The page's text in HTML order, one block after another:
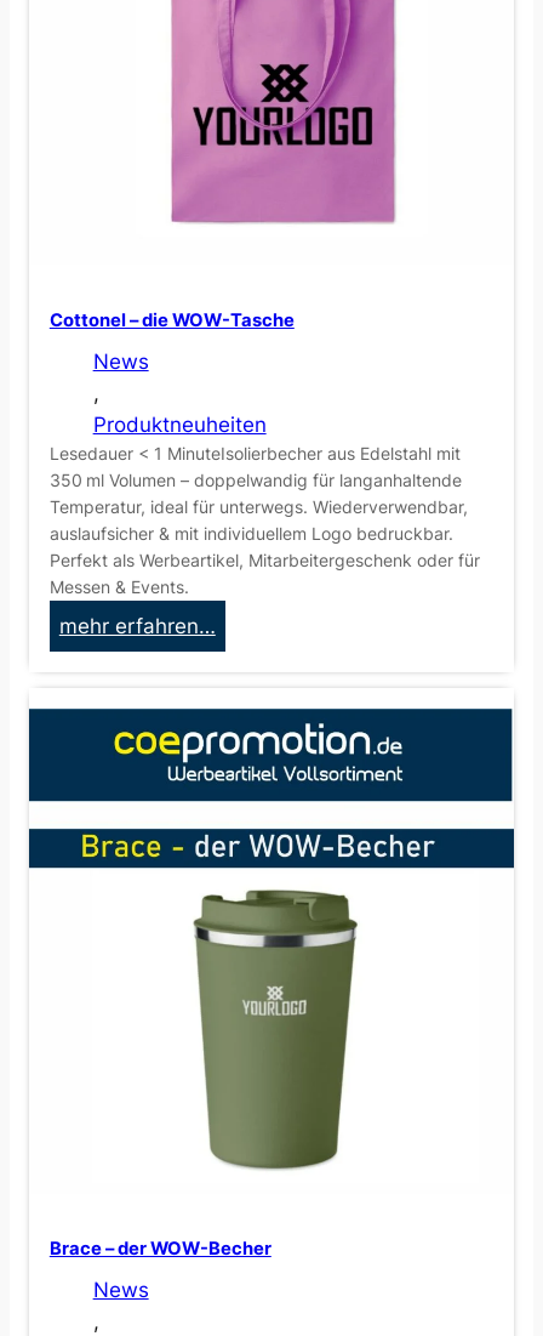
Cottonel – die WOW-Tasche
News
,
Produktneuheiten
Lesedauer < 1 MinuteIsolierbecher aus Edelstahl mit
350 ml Volumen – doppelwandig für langanhaltende
Temperatur, ideal für unterwegs. Wiederverwendbar,
auslaufsicher & mit individuellem Logo bedruckbar.
Perfekt als Werbeartikel, Mitarbeitergeschenk oder für
Messen & Events.
mehr erfahren…
C
t
o
e
l
–
d
T
c
Brace – der WOW-Becher
News
,